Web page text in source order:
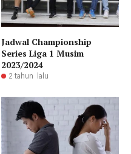
Jadwal Championship
Series Liga 1 Musim
2023/2024
2 tahun lalu